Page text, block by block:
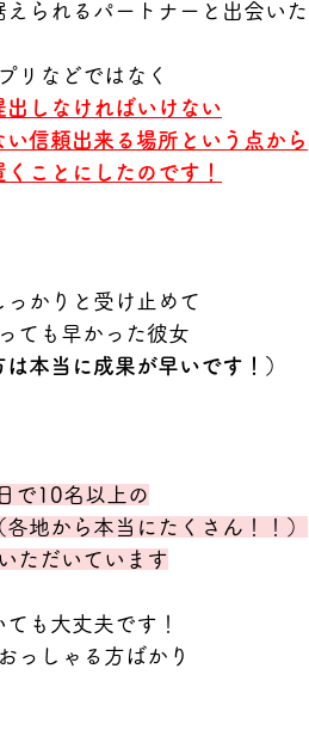
られるパートナーと出会い
リなどではなく
しなければいけない
信頼出来る場所という点から
ことにしたのです！
っかりと受け止めて
ても早かった彼女
本当に成果が早いです！）
で10名以上の
地から本当にたくさん！！）
ただいています
も大丈夫です！
っしゃる方ばかり